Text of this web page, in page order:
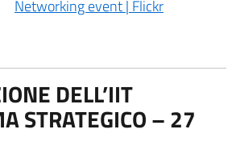
Networking event | Flickr
DELL’IIT
STRATEGICO – 27